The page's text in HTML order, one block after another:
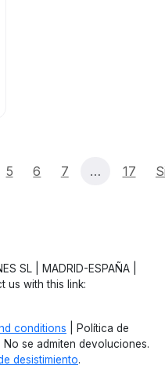
5 6 7 … 17
SL | MADRID-ESPAÑA |
us with this link:
conditions | Política de
se admiten devoluciones.
desistimiento.